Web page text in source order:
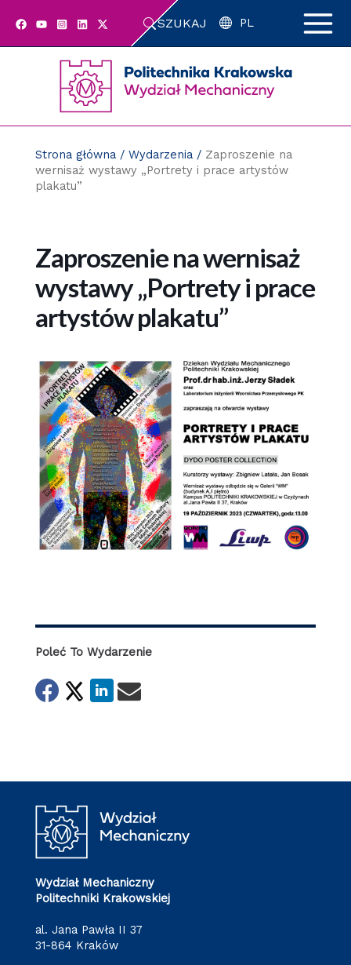
SZUKAJ PL
Strona główna/ Wydarzenia/ Zaproszenie na
wernisaż wystawy „Portrety i prace artystów
plakatu”
Zaproszenie na wernisaż
wystawy „Portrety i prace
artystów plakatu”
Poleć To Wydarzenie
Wydział Mechaniczny
Politechniki Krakowskiej
al. Jana Pawła II 37
31-864 Kraków